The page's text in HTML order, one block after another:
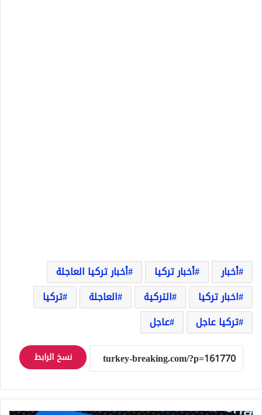
أخبار أخبار تركيا
أخبار تركيا العاجلة
اخبار تركيا
التركية العاجلة
تركيا
تركيا عاجل
عاجل
نسخ الرابط